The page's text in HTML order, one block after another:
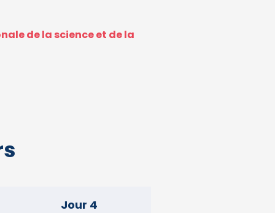
de la science et de la
Jour 4